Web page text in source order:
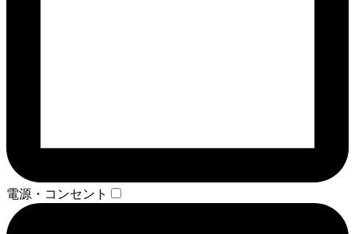
電源・コンセント